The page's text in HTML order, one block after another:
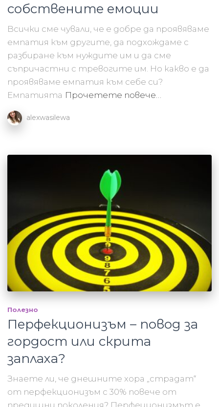
собствените емоции
Всички сме чували, че е добре да проявяваме
емпатия към другите, да подхождаме с
разбиране към нуждите им и да сме
съпричастни с тревогите им. Но какво е да
проявяваме емпатия към себе си?
Емпатията Прочетете повече…
alexwasilewa
Полезно
Перфекционизъм – повод за
гордост или скрита
заплаха?
Знаете ли, че днешните хора „страдат“
от перфекционизъм с 30% повече от
предишни поколения? Перфеционизмът е